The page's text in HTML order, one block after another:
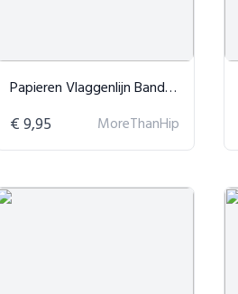
Papieren Vlaggenlijn Bandera - 350cm
€ 9,95 MoreThanHip